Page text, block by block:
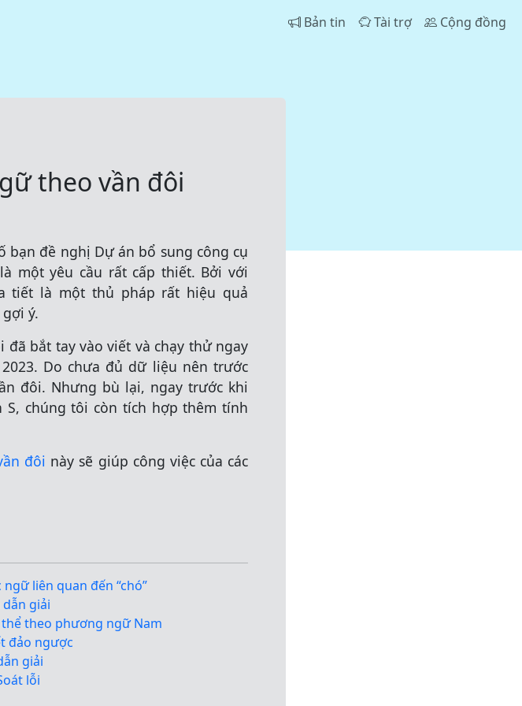
Bản tin Tài trợ Cộng đồng
theo vần đôi
bạn đề nghị Dự án bổ sung công cụ
một yêu cầu rất cấp thiết. Bởi với
tiết là một thủ pháp rất hiệu quả
ý.
đã bắt tay vào viết và chạy thử ngay
Do chưa đủ dữ liệu nên trước
đôi. Nhưng bù lại, ngay trước khi
chúng tôi còn tích hợp thêm tính
đôi này sẽ giúp công việc của các
liên quan đến “chó”
giải
theo phương ngữ Nam
đảo ngược
giải
lỗi